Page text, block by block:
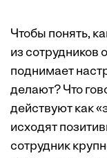
Чтобы понять,
из сотрудников
поднимает
делают? Что
действуют как
исходят
сотрудник